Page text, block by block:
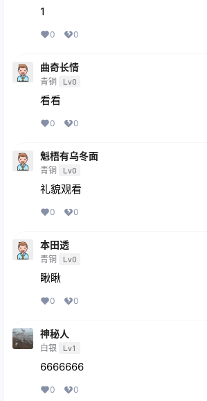
1
0 0
曲奇长情
青铜 Lv0
看看
0 0
魁梧有乌冬面
青铜 Lv0
礼貌观看
0 0
本田透
青铜 Lv0
瞅瞅
0 0
神秘人
白银 Lv1
6666666
0 0